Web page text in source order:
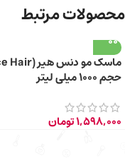
محصولات مرتبط
حجم ۱۰۰۰ میلی لیتر
1,598,000تومان